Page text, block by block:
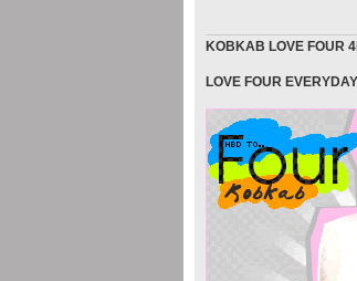
KOBKAB LOVE FOUR
LOVE FOUR EVERYDAY